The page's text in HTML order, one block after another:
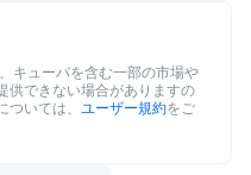
キューバを含む一部の市場や
供できない場合がありますの
いては、 ユーザー規約をご